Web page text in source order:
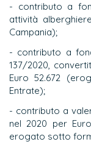
- contributo a
attività
Campania);
- contributo a
137/2020,
Euro 52.672
Entrate);
- contributo a
nel 2020 per
erogato sotto